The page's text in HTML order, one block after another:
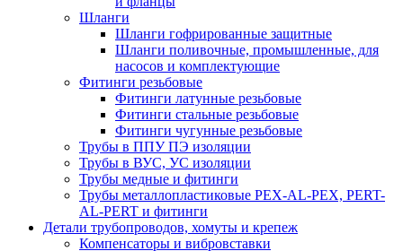
Шланги
Шланги гофрированные защитные
Шланги поливочные, промышленные, для
насосов и комплектующие
Фитинги резьбовые
Фитинги латунные резьбовые
Фитинги стальные резьбовые
Фитинги чугунные резьбовые
Трубы в ППУ ПЭ изоляции
Трубы в ВУС, УС изоляции
Трубы медные и фитинги
Трубы металлопластиковые PEX-AL-PEX, PERT-
AL-PERT и фитинги
Детали трубопроводов, хомуты и крепеж
Компенсаторы и вибровставки